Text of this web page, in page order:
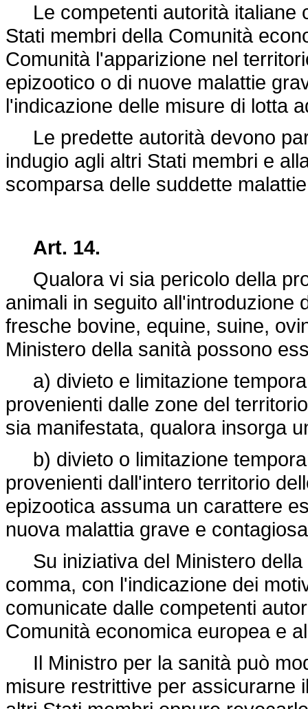
Le competenti autorità italiane
Stati membri della Comunità
Comunità l'apparizione nel
epizootico o di nuove malattie
l'indicazione delle misure di lotta
Le predette autorità devono
indugio agli altri Stati membri e
scomparsa delle suddette
Art. 14.
Qualora vi sia pericolo della
animali in seguito all'introduzione
fresche bovine, equine, suine,
Ministero della sanità possono
a) divieto e limitazione
provenienti dalle zone del
sia manifestata, qualora insorga
b) divieto o limitazione
provenienti dall'intero territorio
epizootica assuma un carattere
nuova malattia grave e
Su iniziativa del Ministero della
comma, con l'indicazione dei
comunicate dalle competenti
Comunità economica europea e
Il Ministro per la sanità può
misure restrittive per assicurarne